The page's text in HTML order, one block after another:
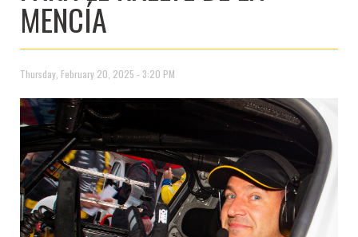
MENCÍA
Thursday, February 20, 2025 - 3:20 PM